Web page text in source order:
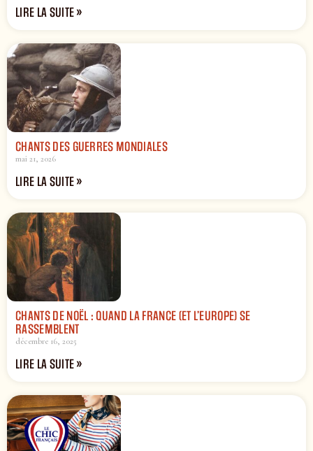
LIRE LA SUITE »
CHANTS DES GUERRES MONDIALES
mai 21, 2026
LIRE LA SUITE »
CHANTS DE NOËL : QUAND LA FRANCE (ET L’EUROPE) SE
RASSEMBLENT
décembre 16, 2025
LIRE LA SUITE »